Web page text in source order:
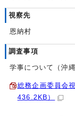
視察先
恩納村
調査事項
学事について（沖
総務企画委員会
436.2KB）